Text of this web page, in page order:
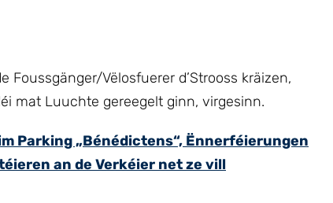
Vëlosfuerer d’Strooss kräizen,
mat Luuchte gereegelt ginn, virgesinn.
Parking „Bénédictens“, Ënnerféierungen
an de Verkéier net ze vill